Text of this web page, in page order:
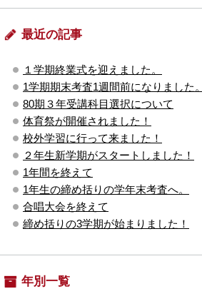
最近の記事
１学期終業式を迎えました。
1学期期末考査1週間前になりました。
80期３年受講科目選択について
体育祭が開催されました！
校外学習に行って来ました！
２年生新学期がスタートしました！
1年間を終えて
1年生の締め括りの学年末考査へ。
合唱大会を終えて
締め括りの3学期が始まりました！
年別一覧